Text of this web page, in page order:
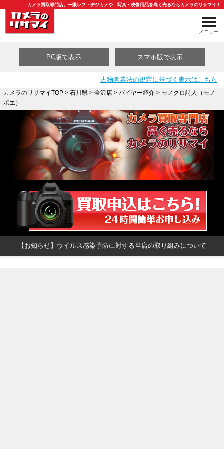
カメラ買取専門店。一眼レフ・デジカメや、写真・映像用品を高く売るならカメラのリサマイ！
メニュー
PC版で表示 スマホ版で表示
古物営業法の規定に基づく表示はこちら
カメラのリサマイTOP> 石川県 > 金沢店> バイヤー紹介> モノクロ詩人（モノ
ポエ）
【お知らせ】ウイルス感染予防に対する当店の取り組みについて